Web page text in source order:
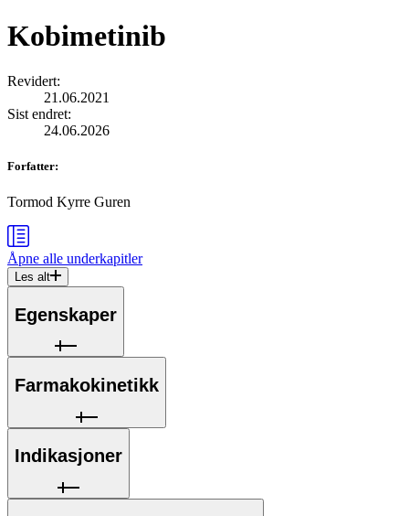
Kobimetinib
Revidert:
21.06.2021
Sist endret:
24.06.2026
Forfatter:
Tormod Kyrre Guren
Åpne alle underkapitler
Les alt
Egenskaper
Farmakokinetikk
Indikasjoner